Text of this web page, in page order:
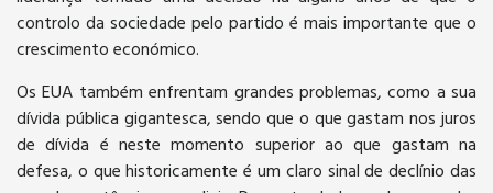
controlo da sociedade pelo partido é mais importante que o
crescimento económico.
Os EUA também enfrentam grandes problemas, como a sua
dívida pública gigantesca, sendo que o que gastam nos juros
de dívida é neste momento superior ao que gastam na
defesa, o que historicamente é um claro sinal de declínio das